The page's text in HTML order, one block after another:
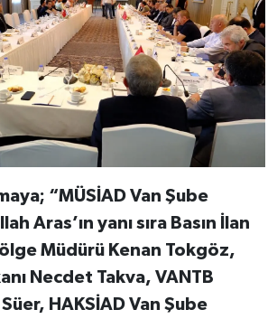
“MÜSİAD Van Şube
Aras’ın yanı sıra Basın İlan
Müdürü Kenan Tokgöz,
Necdet Takva, VANTB
HAKSİAD Van Şube